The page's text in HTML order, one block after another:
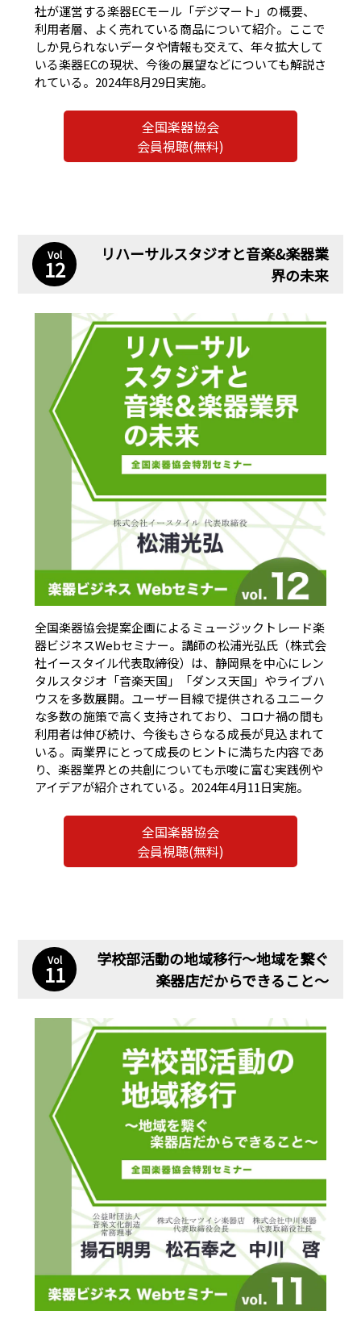
社が運営する楽器ECモール「デジマート」の概要、
利用者層、よく売れている商品について紹介。ここで
しか見られないデータや情報も交えて、年々拡大して
いる楽器ECの現状、今後の展望などについても解説さ
れている。2024年8月29日実施。
全国楽器協会
会員視聴(無料)
Vol
12
リハーサルスタジオと音楽&楽器業
界の未来
全国楽器協会提案企画によるミュージックトレード楽
器ビジネスWebセミナー。講師の松浦光弘氏（株式会
社イースタイル代表取締役）は、静岡県を中心にレン
タルスタジオ「音楽天国」「ダンス天国」やライブハ
ウスを多数展開。ユーザー目線で提供されるユニーク
な多数の施策で高く支持されており、コロナ禍の間も
利用者は伸び続け、今後もさらなる成長が見込まれて
いる。両業界にとって成長のヒントに満ちた内容であ
り、楽器業界との共創についても示唆に富む実践例や
アイデアが紹介されている。2024年4月11日実施。
全国楽器協会
会員視聴(無料)
Vol
11
学校部活動の地域移行〜地域を繋ぐ
楽器店だからできること〜